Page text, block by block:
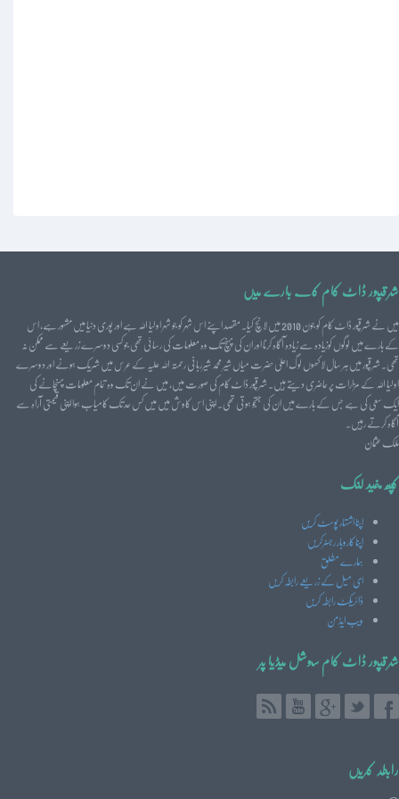
شرقپور ڈاٹ کام کے بارے میں
میں نے شرقپور ڈاٹ کام کو جون 2010 میں لانچ کیا۔ مقصد اپنے اس شہر کو جو شہر اولیا اللہ ہے اور پوری دنیا میں مشہور ہے، اس
کے بارے میں لوگوں کوزیادہ سے زیادہ آگاہ کرنا اور ان کی پہنچ تک وہ معلومات کی رسائی تھی جو کسی دوسرے زریعے سے ممکن نہ
تھی۔ شرقپور میں ہر سال لاکھوں لوگ اعلیٰ حضرت میاں شیر محمد شیرربانی رحمتہ اللہ علیہ کے عرس میں شریک ہونے اور دوسرے
اولیا اللہ کے مزارات پر حاضری دیتے ہیں۔ شرقپور ڈاٹ کام کی صورت میں، میں نے ان تک وہ تمام معلومات پہنچانے کی
ایک سعی کی ہے جس کے بارے میں ان کی جستجو ہوتی تھی۔ اپنی اس کاوش میں میں کس حد تک کامیاب ہوا اپنی قیمتی آراہ سے
آگاہ کرتے رہیں۔
ملک عثمان
کچھ مفید لنک
اپنا اشتہار پوسٹ کریں
اپنا کاروبار رجسٹرکریں
ہمارے مطلق
ای میل کے زریعے رابطہ کریں
ڈائریکٹ رابطہ کریں
ویب ایڈمن
شرقپور ڈاٹ کام سوشل میڈیا پر
رابطہ کریں